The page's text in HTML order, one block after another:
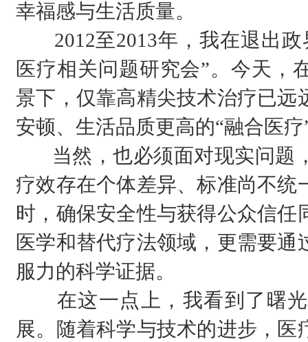
幸福感与生活质量。
2012至2013年，我在退出政
医疗相关问题研究会”。今天，
景下，仅靠高精尖技术治疗已远
安顿、生活品质更高的“融合医
当然，也必须面对现实问题
疗效存在个体差异、标准尚不统
时，确保安全性与获得公众信
医学和替代疗法领域，更需要
服力的科学证据。
在这一点上，我看到了曙
展。随着科学与技术的进步，